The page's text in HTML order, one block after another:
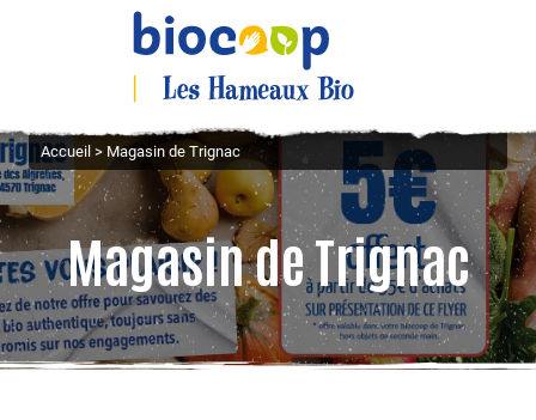
Accueil> Magasin de Trignac
Magasin de Trignac